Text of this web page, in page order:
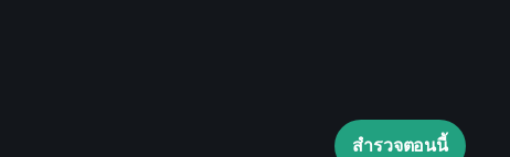
ข้อมูลตลาด
สำรวจตอนนี้